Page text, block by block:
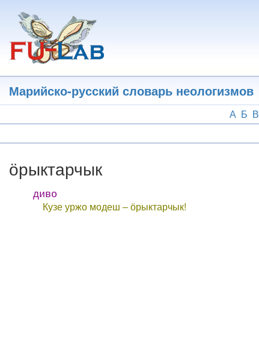
основному
содержанию
Марийско-русский словарь неологизмов
А Б В
ӧрыктарчык
диво
Кузе уржо модеш ‒ ӧрыктарчык!